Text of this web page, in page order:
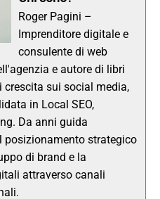
Roger Pagini –
Imprenditore digitale e
consulente di web
e autore di libri
sui social media,
in Local SEO,
Da anni guida
posizionamento strategico
di brand e la
attraverso canali